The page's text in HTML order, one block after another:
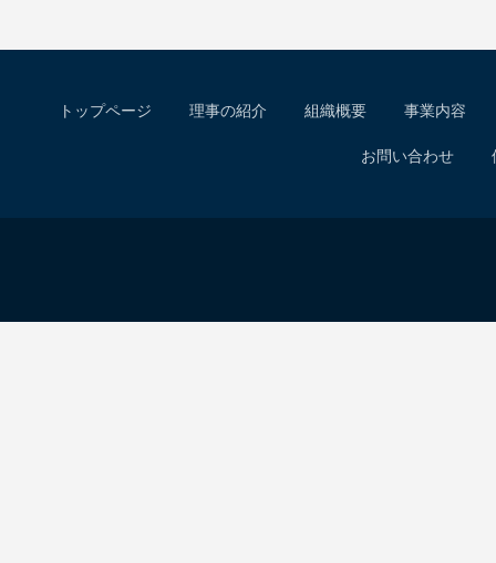
トップページ 理事の紹介 組織概要 事業内容
お問い合わせ